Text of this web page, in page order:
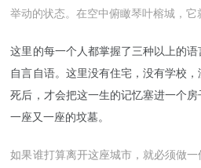
举动的状态。在空中俯瞰琴叶榕城，它
这里的每一个人都掌握了三种以上的
自言自语。这里没有住宅，没有学校
死后，才会把这一生的记忆塞进一个
一座又一座的坟墓。
如果谁打算离开这座城市，就必须做